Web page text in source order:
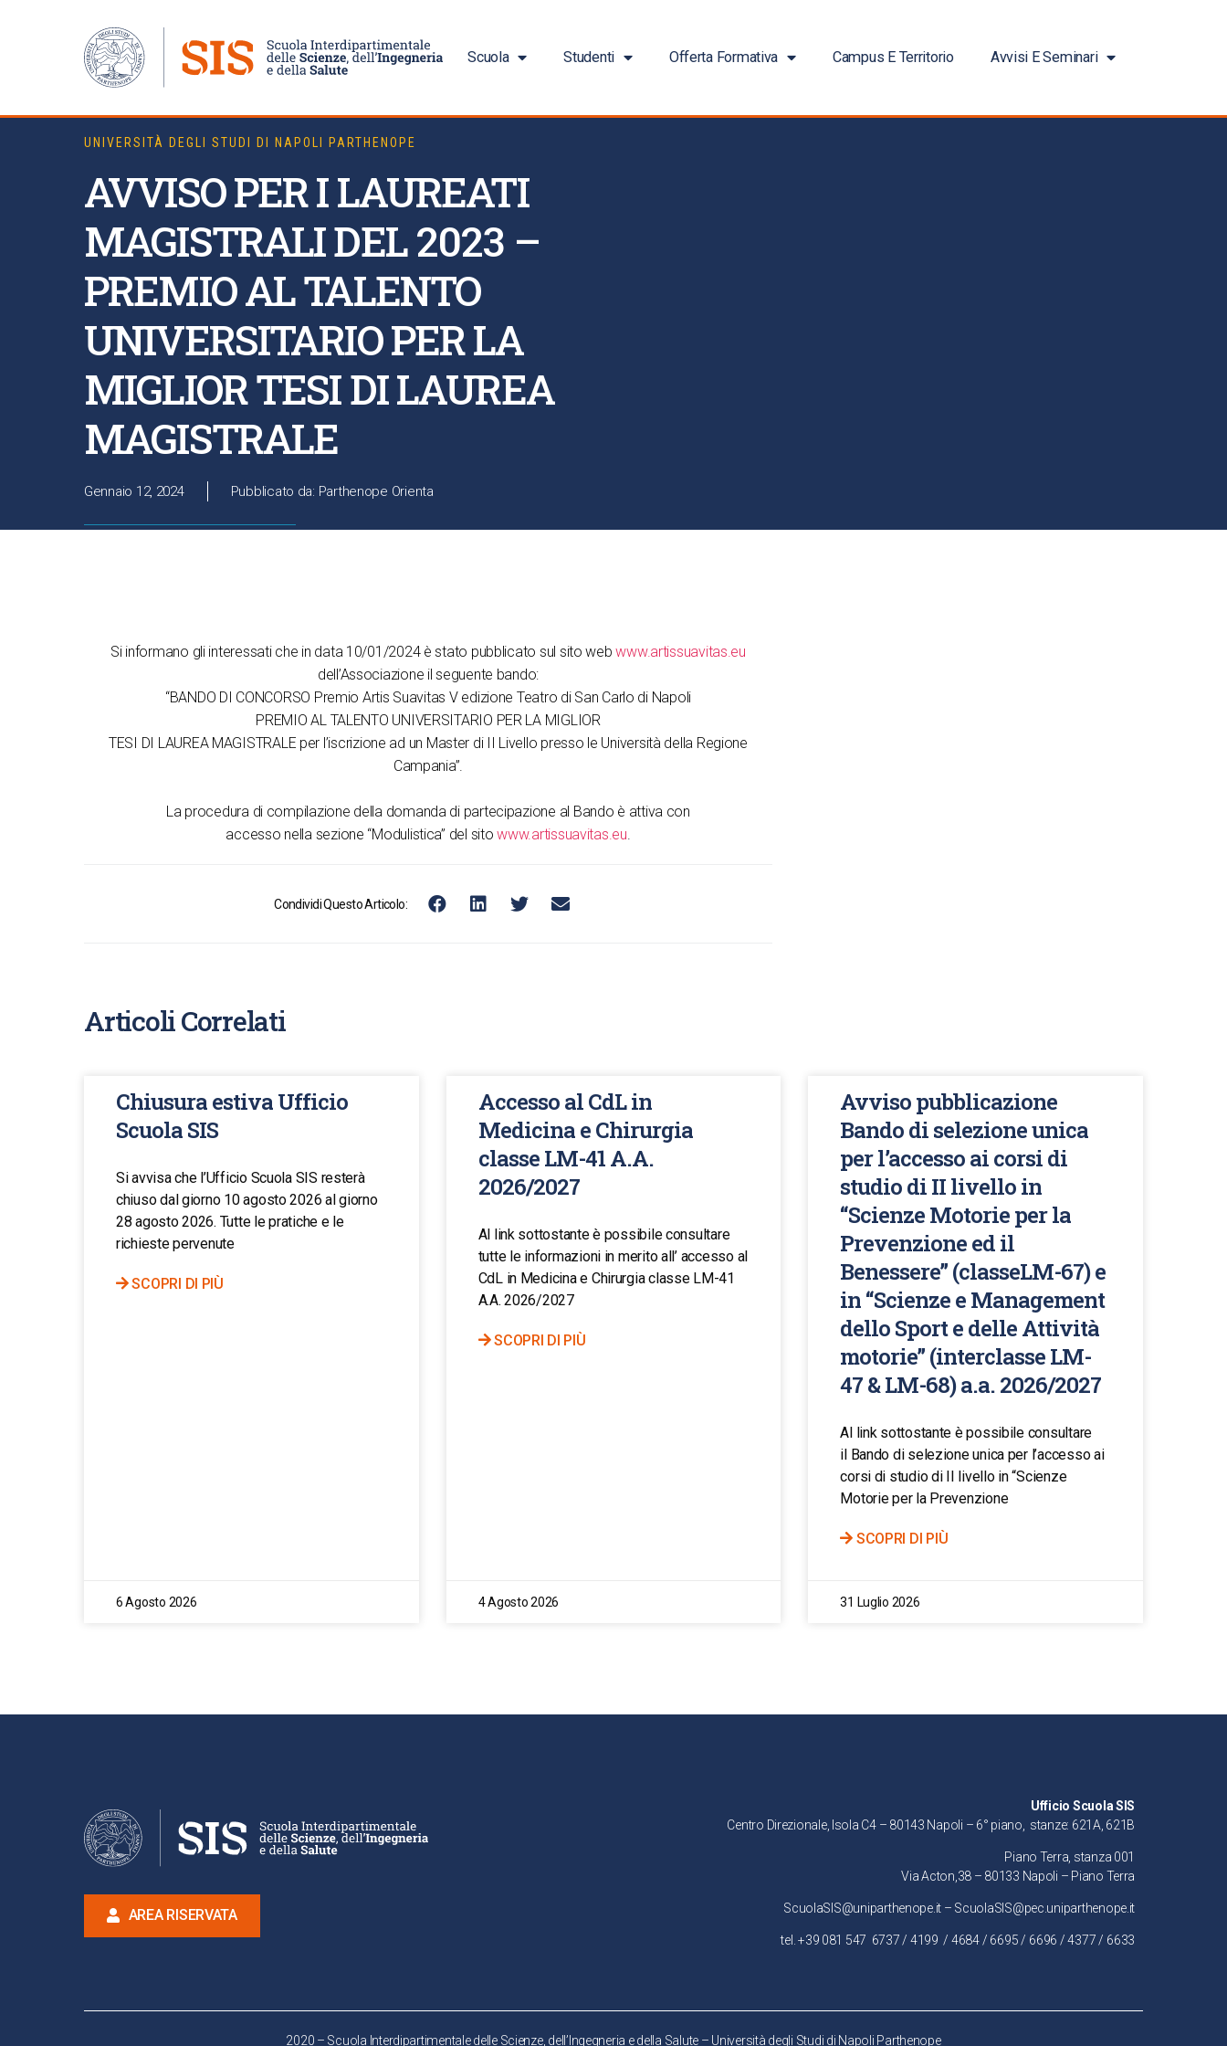
Scuola Studenti Offerta Formativa Campus E Territorio Avvisi E Seminari
UNIVERSITÀ DEGLI STUDI DI NAPOLI PARTHENOPE
AVVISO PER I LAUREATI
MAGISTRALI DEL 2023 –
PREMIO AL TALENTO
UNIVERSITARIO PER LA
MIGLIOR TESI DI LAUREA
MAGISTRALE
Gennaio 12, 2024 Pubblicato da: Parthenope Orienta
Si informano gli interessati che in data 10/01/2024 è stato pubblicato sul sito webwww.artissuavitas.eu
dell’Associazione il seguente bando:
“BANDO DI CONCORSO Premio Artis Suavitas V edizione Teatro di San Carlo di Napoli
PREMIO AL TALENTO UNIVERSITARIO PER LA MIGLIOR
TESI DI LAUREA MAGISTRALE per l’iscrizione ad un Master di II Livello presso le Università della Regione
Campania”.
La procedura di compilazione della domanda di partecipazione al Bando è attiva con
accesso nella sezione “Modulistica” del sitowww.artissuavitas.eu.
Condividi Questo Articolo:
Articoli Correlati
Chiusura estiva Ufficio
Scuola SIS
Si avvisa che l’Ufficio Scuola SIS resterà
chiuso dal giorno 10 agosto 2026 al giorno
28 agosto 2026. Tutte le pratiche e le
richieste pervenute
SCOPRI DI PIÙ
6 Agosto 2026
Accesso al CdL in
Medicina e Chirurgia
classe LM-41 A.A.
2026/2027
Al link sottostante è possibile consultare
tutte le informazioni in merito all’ accesso al
CdL in Medicina e Chirurgia classe LM-41
A.A. 2026/2027
SCOPRI DI PIÙ
4 Agosto 2026
Avviso pubblicazione
Bando di selezione unica
per l’accesso ai corsi di
studio di II livello in
“Scienze Motorie per la
Prevenzione ed il
Benessere” (classeLM-67) e
in “Scienze e Management
dello Sport e delle Attività
motorie” (interclasse LM-
47 & LM-68) a.a. 2026/2027
Al link sottostante è possibile consultare
il Bando di selezione unica per l’accesso ai
corsi di studio di II livello in “Scienze
Motorie per la Prevenzione
SCOPRI DI PIÙ
31 Luglio 2026
AREA RISERVATA
Ufficio Scuola SIS
Centro Direzionale, Isola C4 – 80143 Napoli – 6° piano, stanze: 621A, 621B
Piano Terra, stanza 001
Via Acton,38 – 80133 Napoli – Piano Terra
ScuolaSIS@uniparthenope.it – ScuolaSIS@pec.uniparthenope.it
tel. +39 081 547 6737/ 4199 / 4684 / 6695 / 6696 / 4377 / 6633
2020 – Scuola Interdipartimentale delle Scienze, dell’Ingegneria e della Salute – Università degli Studi di Napoli Parthenope